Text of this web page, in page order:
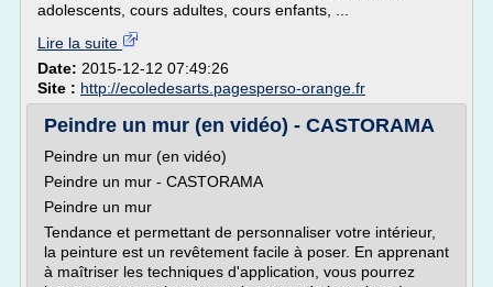
adolescents, cours adultes, cours enfants, ...
Lire la suite
Date: 2015-12-12 07:49:26
Site : http://ecoledesarts.pagesperso-orange.fr
Peindre un mur (en vidéo) - CASTORAMA
Peindre un mur (en vidéo)
Peindre un mur - CASTORAMA
Peindre un mur
Tendance et permettant de personnaliser votre intérieur,
la peinture est un revêtement facile à poser. En apprenant
à maîtriser les techniques d'application, vous pourrez